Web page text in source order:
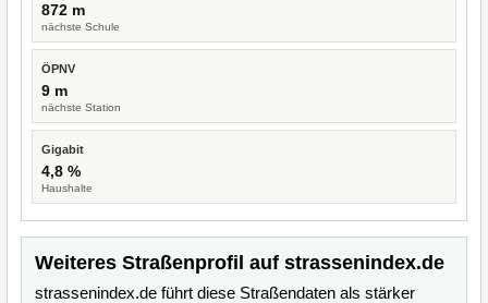
872 m
nächste Schule
ÖPNV
9 m
nächste Station
Gigabit
4,8 %
Haushalte
Weiteres Straßenprofil auf strassenindex.de
strassenindex.de führt diese Straßendaten als stärker